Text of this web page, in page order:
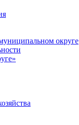
округе